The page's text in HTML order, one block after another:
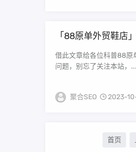
「88原单外贸鞋店
借此文章给各位科普88原
问题，别忘了关注本站，...
聚合SEO 2023-
首页